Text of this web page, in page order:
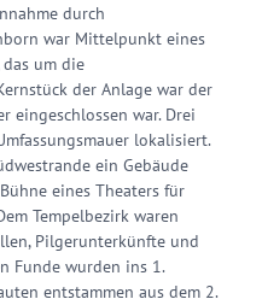
durch
war Mittelpunkt eines
um die
der Anlage war der
eingeschlossen war. Drei
lokalisiert.
ein Gebäude
eines Theaters für
Tempelbezirk waren
Pilgerunterkünfte und
Funde wurden ins 1.
entstammen aus dem 2.